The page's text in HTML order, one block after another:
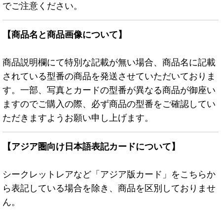
でご注意ください。
【商品名と商品画像について】
商品説明欄にて特別な記載が無い場合、商品名に記載
されている型番の商品を発送させていただいておりま
す。一部、写真とカードの型番が異なる商品が御座い
ますのでご購入の際、必ず商品の型番をご確認してい
ただきますようお願い申し上げます。
【アジア圏向け日本語表記カードについて】
シークレットレアなど「アジア版カード」をこちらか
ら表記している場合を除き、商品を区別しておりませ
ん。